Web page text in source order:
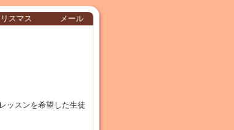
スマス メール
ッスンを希望した生徒